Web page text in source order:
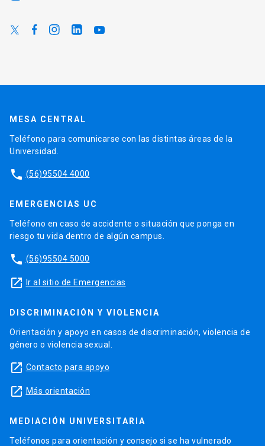
MESA CENTRAL
Teléfono para comunicarse con las distintas áreas de la
Universidad.
phone (56)95504 4000
EMERGENCIAS UC
Teléfono en caso de accidente o situación que ponga en
riesgo tu vida dentro de algún campus.
phone (56)95504 5000
launch Ir al sitio de Emergencias
DISCRIMINACIÓN Y VIOLENCIA
Orientación y apoyo en casos de discriminación, violencia de
género o violencia sexual.
launch Contacto para apoyo
launch Más orientación
MEDIACIÓN UNIVERSITARIA
Teléfonos para orientación y consejo si se ha vulnerado